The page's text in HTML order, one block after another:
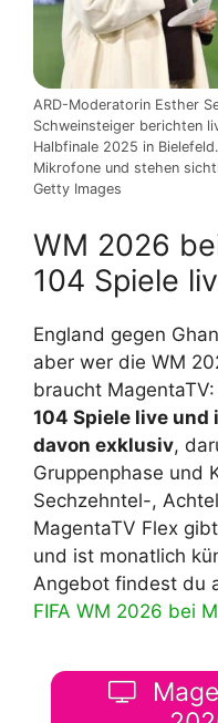
ARD-Moderatorin Esther
Schweinsteiger berichten
Halbfinale 2025 in
Mikrofone und stehen
Getty Images
WM 2026
104 Spiele
England gegen
aber wer die WM
braucht
104 Spiele live und
davon exklusiv,
Gruppenphase und
Sechzehntel-,
MagentaTV Flex
und ist monatlich
Angebot findest du
FIFA WM 2026 bei